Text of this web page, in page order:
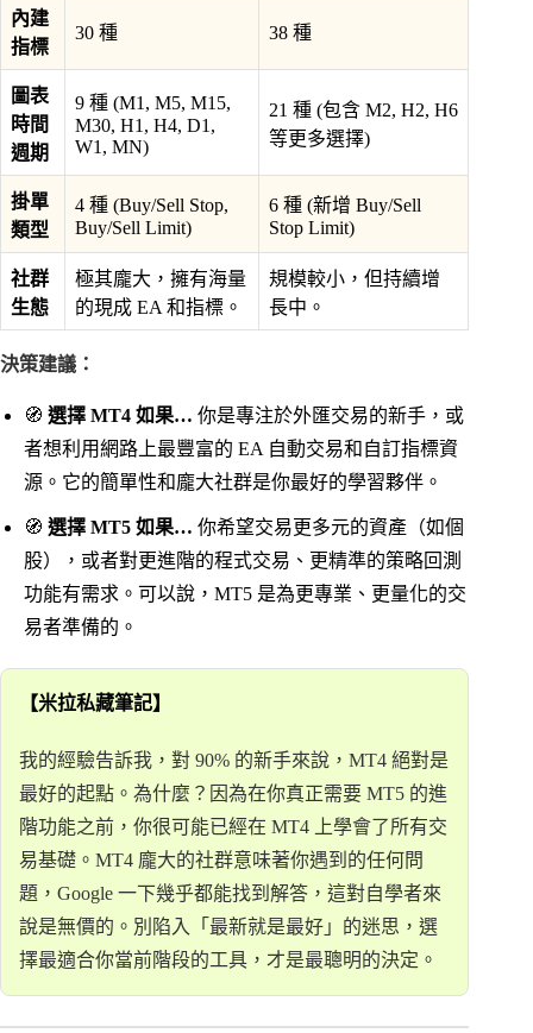
內建
指標
30 種 38 種
圖表
時間
週期
9 種 (M1, M5, M15,
M30, H1, H4, D1,
W1, MN)
21 種 (包含 M2, H2, H6
等更多選擇)
掛單
類型
4 種 (Buy/Sell Stop,
Buy/Sell Limit)
6 種 (新增 Buy/Sell
Stop Limit)
社群
生態
極其龐大，擁有海量
的現成 EA 和指標。
規模較小，但持續增
長中。
決策建議：
🧭 選擇 MT4 如果… 你是專注於外匯交易的新手，或
者想利用網路上最豐富的 EA 自動交易和自訂指標資
源。它的簡單性和龐大社群是你最好的學習夥伴。
🧭 選擇 MT5 如果… 你希望交易更多元的資產（如個
股），或者對更進階的程式交易、更精準的策略回測
功能有需求。可以說，MT5 是為更專業、更量化的交
易者準備的。
【米拉私藏筆記】
我的經驗告訴我，對 90% 的新手來說，MT4 絕對是
最好的起點。為什麼？因為在你真正需要 MT5 的進
階功能之前，你很可能已經在 MT4 上學會了所有交
易基礎。MT4 龐大的社群意味著你遇到的任何問
題，Google 一下幾乎都能找到解答，這對自學者來
說是無價的。別陷入「最新就是最好」的迷思，選
擇最適合你當前階段的工具，才是最聰明的決定。